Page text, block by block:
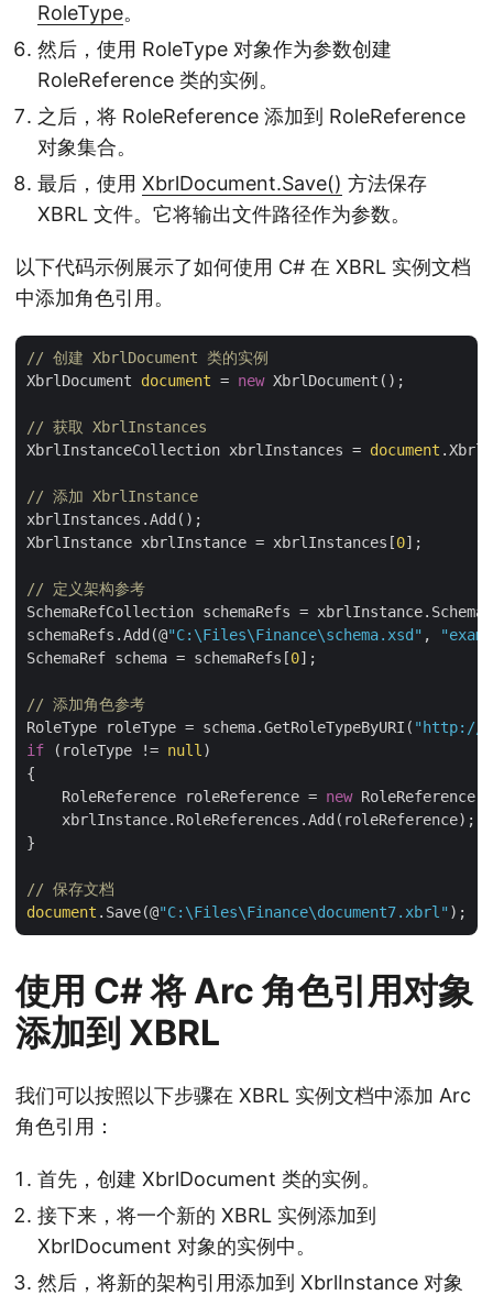
RoleType。
然后，使用 RoleType 对象作为参数创建
RoleReference 类的实例。
之后，将 RoleReference 添加到 RoleReference
对象集合。
最后，使用 XbrlDocument.Save() 方法保存
XBRL 文件。它将输出文件路径作为参数。
以下代码示例展示了如何使用 C# 在 XBRL 实例文档
中添加角色引用。
// 创建 XbrlDocument 类的实例
XbrlDocument document = new XbrlDocument();
// 获取 XbrlInstances
XbrlInstanceCollection xbrlInstances = document
// 添加 XbrlInstance
xbrlInstances.Add();
XbrlInstance xbrlInstance = xbrlInstances[0];
// 定义架构参考
SchemaRefCollection schemaRefs =
schemaRefs.Add(@"C:\Files\Finance\schema.xsd" ,
SchemaRef schema = schemaRefs[0];
// 添加角色参考
RoleType roleType = schema.GetRoleTypeByURI( "http://
if (roleType != null )
{
    RoleReference roleReference =
new
    xbrlInstance.RoleReferences.Add(roleReference);
}
// 保存文档
document .Save(@"C:\Files\Finance\document7.xbrl"
使用 C# 将 Arc 角色引用对象
添加到 XBRL
我们可以按照以下步骤在 XBRL 实例文档中添加 Arc
角色引用：
首先，创建 XbrlDocument 类的实例。
接下来，将一个新的 XBRL 实例添加到
XbrlDocument 对象的实例中。
然后，将新的架构引用添加到 XbrlInstance 对象